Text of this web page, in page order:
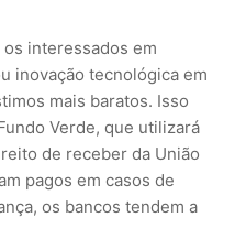
interessados em
inovação tecnológica em
mais baratos. Isso
Verde, que utilizará
de receber da União
pagos em casos de
os bancos tendem a